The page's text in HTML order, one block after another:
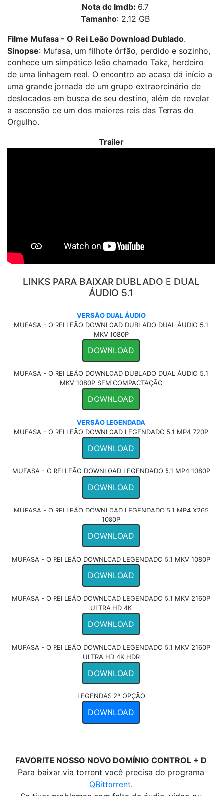
Nota do Imdb: 6.7
Tamanho: 2.12 GB
Filme Mufasa - O Rei Leão Download Dublado.
Sinopse: Mufasa, um filhote órfão, perdido e sozinho,
conhece um simpático leão chamado Taka, herdeiro
de uma linhagem real. O encontro ao acaso dá início a
uma grande jornada de um grupo extraordinário de
deslocados em busca de seu destino, além de revelar
a ascensão de um dos maiores reis das Terras do
Orgulho.
Trailer
LINKS PARA BAIXAR DUBLADO E DUAL
ÁUDIO 5.1
VERSÃO DUAL ÁUDIO
MUFASA - O REI LEÃO DOWNLOAD DUBLADO DUAL ÁUDIO 5.1
MKV 1080P
DOWNLOAD
MUFASA - O REI LEÃO DOWNLOAD DUBLADO DUAL ÁUDIO 5.1
MKV 1080P SEM COMPACTAÇÃO
DOWNLOAD
VERSÃO LEGENDADA
MUFASA - O REI LEÃO DOWNLOAD LEGENDADO 5.1 MP4 720P
DOWNLOAD
MUFASA - O REI LEÃO DOWNLOAD LEGENDADO 5.1 MP4 1080P
DOWNLOAD
MUFASA - O REI LEÃO DOWNLOAD LEGENDADO 5.1 MP4 X265
1080P
DOWNLOAD
MUFASA - O REI LEÃO DOWNLOAD LEGENDADO 5.1 MKV 1080P
DOWNLOAD
MUFASA - O REI LEÃO DOWNLOAD LEGENDADO 5.1 MKV 2160P
ULTRA HD 4K
DOWNLOAD
MUFASA - O REI LEÃO DOWNLOAD LEGENDADO 5.1 MKV 2160P
ULTRA HD 4K HDR
DOWNLOAD
LEGENDAS 2ª OPÇÃO
DOWNLOAD
FAVORITE NOSSO NOVO DOMÍNIO CONTROL + D
Para baixar via torrent você precisa do programa
QBittorrent.